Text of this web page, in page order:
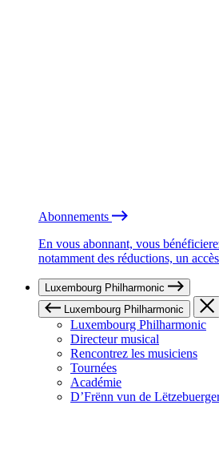
Abonnements
En vous abonnant, vous
notamment des réductions, un
Luxembourg Philharmonic
Luxembourg Philharmonic
Luxembourg Philharmonic
Directeur musical
Rencontrez les musiciens
Tournées
Académie
D’Frënn vun de